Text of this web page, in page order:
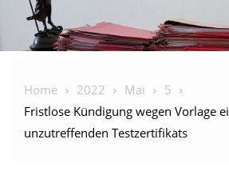
Home 2022 Mai
5
Fristlose Kündigung wegen Vorlage
unzutreffenden Testzertifikats